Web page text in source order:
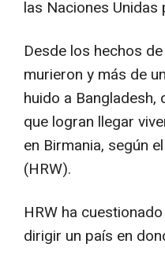
las Naciones Unidas
Desde los hechos
murieron y más de
huido a
que logran llegar
en Birmania, según
(HRW).
HRW ha
dirigir un país en